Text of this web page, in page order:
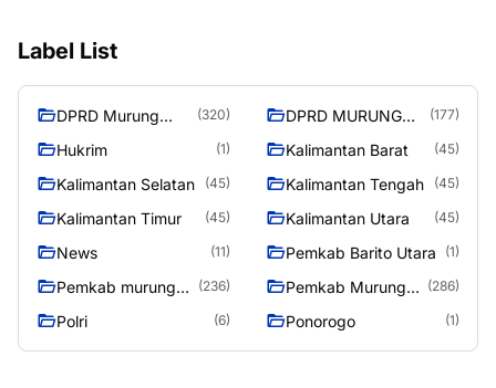
Label List
DPRD Murung
(320)
DPRD MURUNG
(177)
Hukrim (1) Kalimantan Barat (45)
Kalimantan Selatan (45) Kalimantan Tengah (45)
Kalimantan Timur (45) Kalimantan Utara (45)
News (11) Pemkab Barito Utara (1)
Pemkab murung
(236)
Pemkab Murung
(286)
Polri (6) Ponorogo (1)